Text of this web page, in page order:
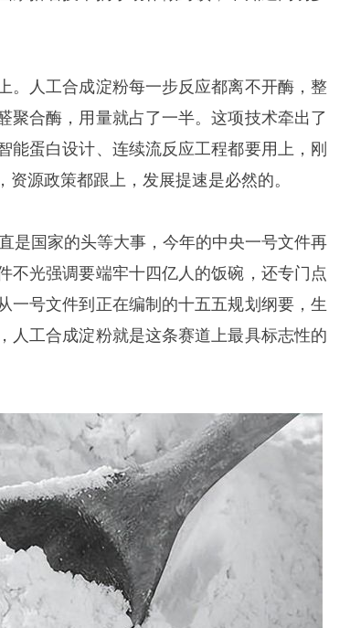
。人工合成淀粉每一步反应都离不开酶，整
聚合酶，用量就占了一半。这项技术牵出了
能蛋白设计、连续流反应工程都要用上，刚
源政策都跟上，发展提速是必然的。
是国家的头等大事，今年的中央一号文件再
不光强调要端牢十四亿人的饭碗，还专门点
一号文件到正在编制的十五五规划纲要，生
人工合成淀粉就是这条赛道上最具标志性的